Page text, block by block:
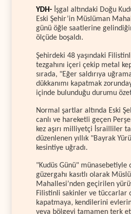
YDH- İşgal altındaki Doğu
Eski Şehir’in Müslüman
günü öğle saatlerine
ölçüde boşaldı.
Şehirdeki 48 yaşındaki
tezgahını içeri çekip metal
sırada, "Eğer saldırıya
dükkanımı kapatmak
içinde bulunduğu durumu
Normal şartlar altında Eski
canlı ve hareketli geçen
kez aşırı milliyetçi İsrailliler
düzenlenen yıllık "Bayrak
kesintiye uğradı.
"Kudüs Günü" münasebetiyle
güzergahı kasıtlı olarak
Mahallesi’nden geçirilen
Filistinli sakinler ve tüccarlar
kapatmaya, kendilerini
veya bölgeyi tamamen terk